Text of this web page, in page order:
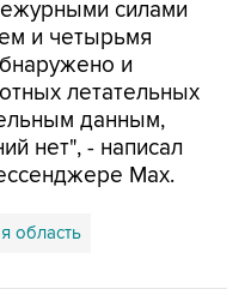
и
летательных
данным,
нет", - написал
Max.
область